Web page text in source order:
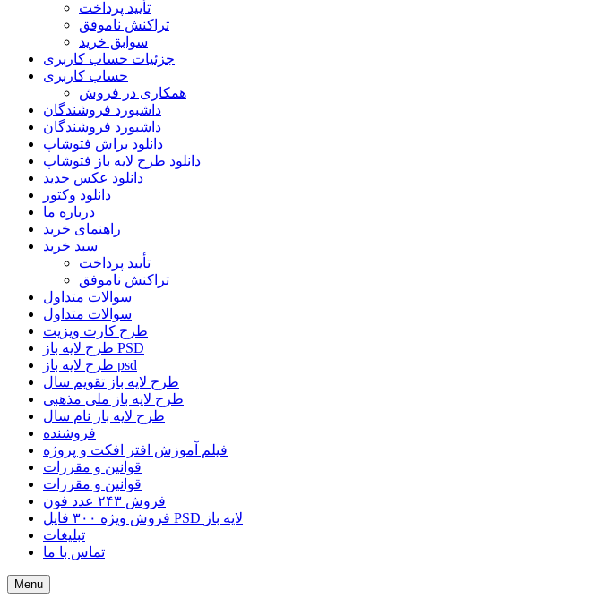
تأیید پرداخت
تراکنش ناموفق
سوابق خرید
جزئیات حساب کاربری
حساب کاربری
همکاری در فروش
داشبورد فروشندگان
داشبورد فروشندگان
دانلود براش فتوشاپ
دانلود طرح لایه باز فتوشاپ
دانلود عکس جدید
دانلود وکتور
درباره ما
راهنمای خرید
سبد خرید
تأیید پرداخت
تراکنش ناموفق
سوالات متداول
سوالات متداول
طرح کارت ویزیت
طرح لایه باز PSD
طرح لایه باز psd
طرح لایه باز تقویم سال
طرح لایه باز ملی مذهبی
طرح لایه باز نام سال
فروشنده
فیلم آموزش افتر افکت و پروژه
قوانین و مقررات
قوانین و مقررات
فروش ۲۴۳ عدد فون
فروش ویژه ۳۰۰ فایل PSD لایه باز
تبلیغات
تماس با ما
Menu